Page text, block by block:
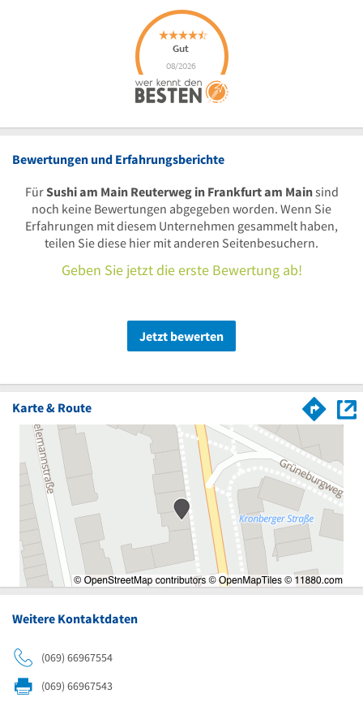
Bewertungen und Erfahrungsberichte
FürSushi am Main Reuterweg in Frankfurt am Mainsind
noch keine Bewertungen abgegeben worden. Wenn Sie
Erfahrungen mit diesem Unternehmen gesammelt haben,
teilen Sie diese hier mit anderen Seitenbesuchern.
Geben Sie jetzt die erste Bewertung ab!
Jetzt bewerten
Karte & Route
Weitere Kontaktdaten
(069) 66967554
(069) 66967543